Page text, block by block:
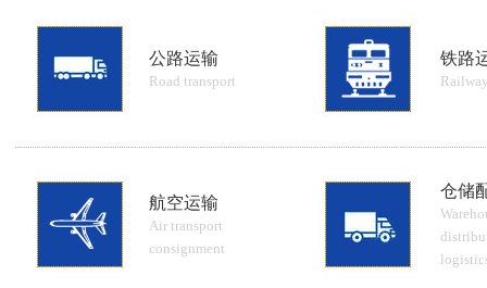
公路运输
Road transport
铁路
航空运输
Air transport
consignment
仓储